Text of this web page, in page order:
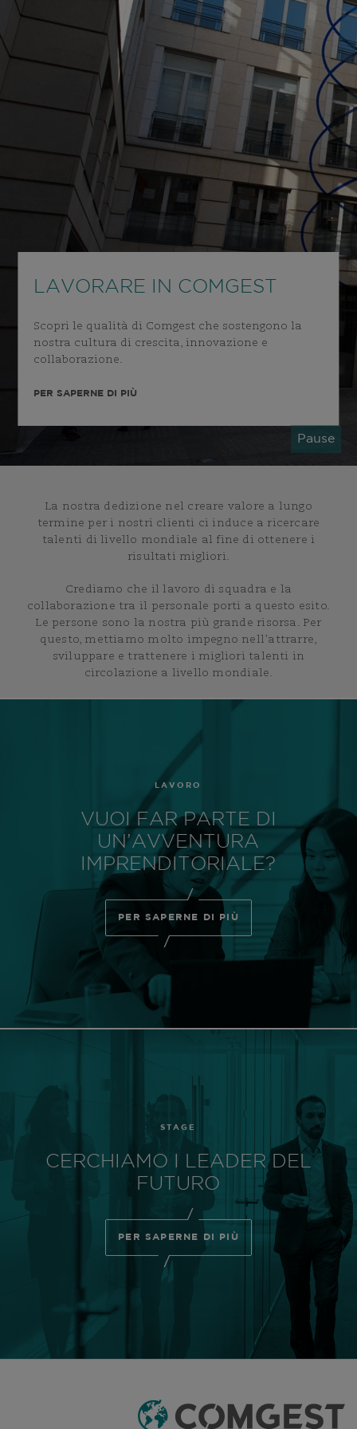
LAVORARE IN COMGEST
Scopri le qualità di Comgest che sostengono la
nostra cultura di crescita, innovazione e
collaborazione.
PER SAPERNE DI PIÙ
Pause
La nostra dedizione nel creare valore a lungo
termine per i nostri clienti ci induce a ricercare
talenti di livello mondiale al fine di ottenere i
risultati migliori.
Crediamo che il lavoro di squadra e la
collaborazione tra il personale porti a questo esito.
Le persone sono la nostra più grande risorsa. Per
questo, mettiamo molto impegno nell’attrarre,
sviluppare e trattenere i migliori talenti in
circolazione a livello mondiale.
LAVORO
VUOI FAR PARTE DI
UN’AVVENTURA
IMPRENDITORIALE?
PER SAPERNE DI PIÙ
STAGE
CERCHIAMO I LEADER DEL
FUTURO
PER SAPERNE DI PIÙ